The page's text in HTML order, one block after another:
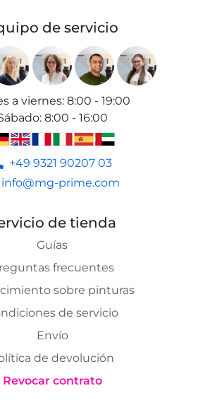
de servicio
a viernes: 8:00 - 19:00
: 8:00 - 16:00
+49 9321 90207 03
info@mg-prime.com
de tienda
Guías
frecuentes
sobre pinturas
de servicio
Envío
de devolución
Revocar contrato